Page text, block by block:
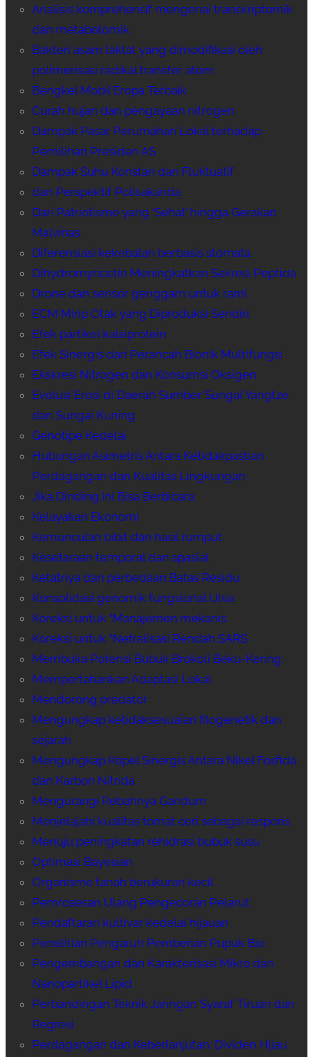
Analisis komprehensif mengenai transkriptomik
dan metabolomik
Bakteri asam laktat yang dimodifikasi oleh
polimerisasi radikal transfer atom
Bengkel Mobil Eropa Terbaik
Curah hujan dan pengayaan nitrogen
Dampak Pasar Perumahan Lokal terhadap
Pemilihan Presiden AS
Dampak Suhu Konstan dan Fluktuatif
dan Perspektif Polisakarida
Dari Patriotisme yang ‘Sehat’ hingga Gerakan
Malvinas
Diferensiasi kekebalan berbasis stomata
Dihydromyricetin Meningkatkan Sekresi Peptida
Drone dan sensor genggam untuk rami
ECM Mirip Otak yang Diproduksi Sendiri
Efek partikel kalsiprotein
Efek Sinergis dari Perancah Bionik Multifungsi
Ekskresi Nitrogen dan Konsumsi Oksigen
Evolusi Erosi di Daerah Sumber Sungai Yangtze
dan Sungai Kuning
Genotipe Kedelai
Hubungan Asimetris Antara Ketidakpastian
Perdagangan dan Kualitas Lingkungan
Jika Dinding Ini Bisa Berbicara
Kelayakan Ekonomi
Kemunculan bibit dan hasil rumput
Kesetaraan temporal dan spasial
Ketatnya dan perbedaan Batas Residu
Konsolidasi genomik fungsional Ulva
Koreksi untuk “Manajemen mekanis
Koreksi untuk “Netralisasi Rendah SARS
Membuka Potensi Bubuk Brokoli Beku-Kering
Mempertahankan Adaptasi Lokal
Mendorong predator
Mengungkap ketidaksesuaian filogenetik dan
sejarah
Mengungkap Kopel Sinergis Antara Nikel Fosfida
dan Karbon Nitrida
Mengurangi Rebahnya Gandum
Menjelajahi kualitas tomat ceri sebagai respons
Menuju peningkatan rehidrasi bubuk susu
Optimasi Bayesian
Organisme tanah berukuran kecil
Pemrosesan Ulang Pengecoran Pelarut
Pendaftaran kultivar kedelai hijauan
Penelitian Pengaruh Pemberian Pupuk Bio
Pengembangan dan Karakterisasi Mikro dan
Nanopartikel Lipid
Perbandingan Teknik Jaringan Syaraf Tiruan dan
Regresi
Perdagangan dan Keberlanjutan: Dividen Hijau